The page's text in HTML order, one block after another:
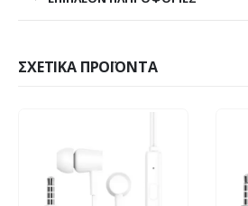
ΣΧΕΤΙΚΆ ΠΡΟΪΌΝΤΑ